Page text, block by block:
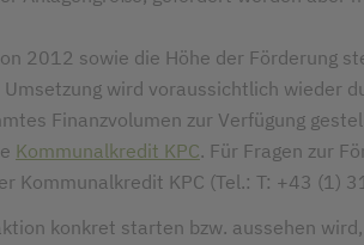
2012 sowie die Höhe der Förderung
wird voraussichtlich wieder
Finanzvolumen zur Verfügung
Kommunalkredit KPC. Für Fragen zur
Kommunalkredit KPC (Tel.: T: +43 (1)
konkret starten bzw. aussehen